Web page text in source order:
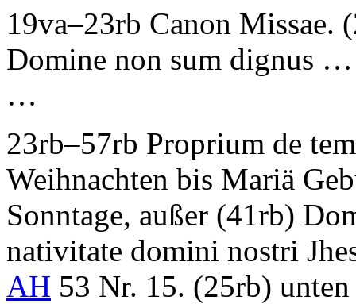
19va–23rb Canon Missae.
Domine non sum dignus …
…
23rb–57rb Proprium de
Weihnachten bis Mariä
Sonntage, außer (41rb)
nativitate domini nostri
AH 53 Nr. 15. (25rb)